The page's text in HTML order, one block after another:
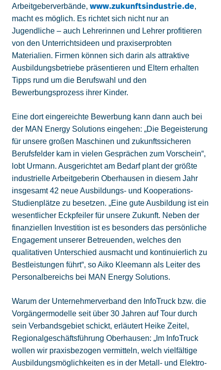
Arbeitgeberverbände, www.zukunftsindustrie.de,
macht es möglich. Es richtet sich nicht nur an
Jugendliche – auch Lehrerinnen und Lehrer profitieren
von den Unterrichtsideen und praxiserprobten
Materialien. Firmen können sich darin als attraktive
Ausbildungsbetriebe präsentieren und Eltern erhalten
Tipps rund um die Berufswahl und den
Bewerbungsprozess ihrer Kinder.
Eine dort eingereichte Bewerbung kann dann auch bei
der MAN Energy Solutions eingehen: „Die Begeisterung
für unsere großen Maschinen und zukunftssicheren
Berufsfelder kam in vielen Gesprächen zum Vorschein“,
lobt Urmann. Ausgerichtet am Bedarf plant der größte
industrielle Arbeitgeberin Oberhausen in diesem Jahr
insgesamt 42 neue Ausbildungs- und Kooperations-
Studienplätze zu besetzen. „Eine gute Ausbildung ist ein
wesentlicher Eckpfeiler für unsere Zukunft. Neben der
finanziellen Investition ist es besonders das persönliche
Engagement unserer Betreuenden, welches den
qualitativen Unterschied ausmacht und kontinuierlich zu
Bestleistungen führt“, so Aiko Kleemann als Leiter des
Personalbereichs bei MAN Energy Solutions.
Warum der Unternehmerverband den InfoTruck bzw. die
Vorgängermodelle seit über 30 Jahren auf Tour durch
sein Verbandsgebiet schickt, erläutert Heike Zeitel,
Regionalgeschäftsführung Oberhausen: „Im InfoTruck
wollen wir praxisbezogen vermitteln, welch vielfältige
Ausbildungsmöglichkeiten es in der Metall- und Elektro-